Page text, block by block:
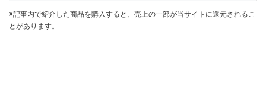
※記事内で紹介した商品を購入すると、売上の一部が当サイトに還元されるこ
とがあります。